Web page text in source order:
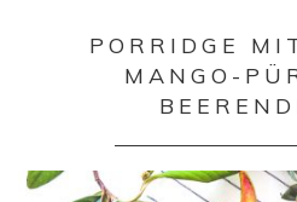
PORRIDGE
MANGO-